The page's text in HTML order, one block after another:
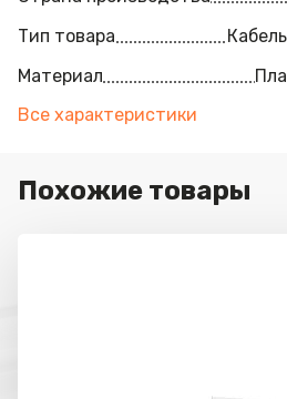
Тип товара
Материал
Все характеристики
Похожие товары